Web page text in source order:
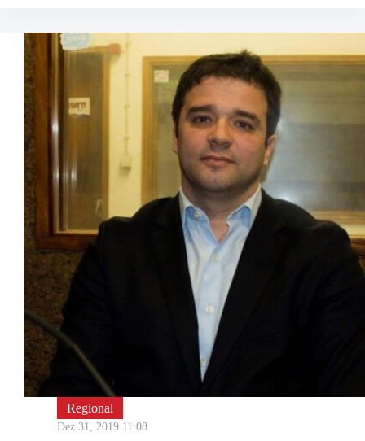
DA
CM
BRAGA
É
MOMENTO
DO
ANO
PARA
CARLOS
ALMEIDA
Regional
Dez 31, 2019 11:08